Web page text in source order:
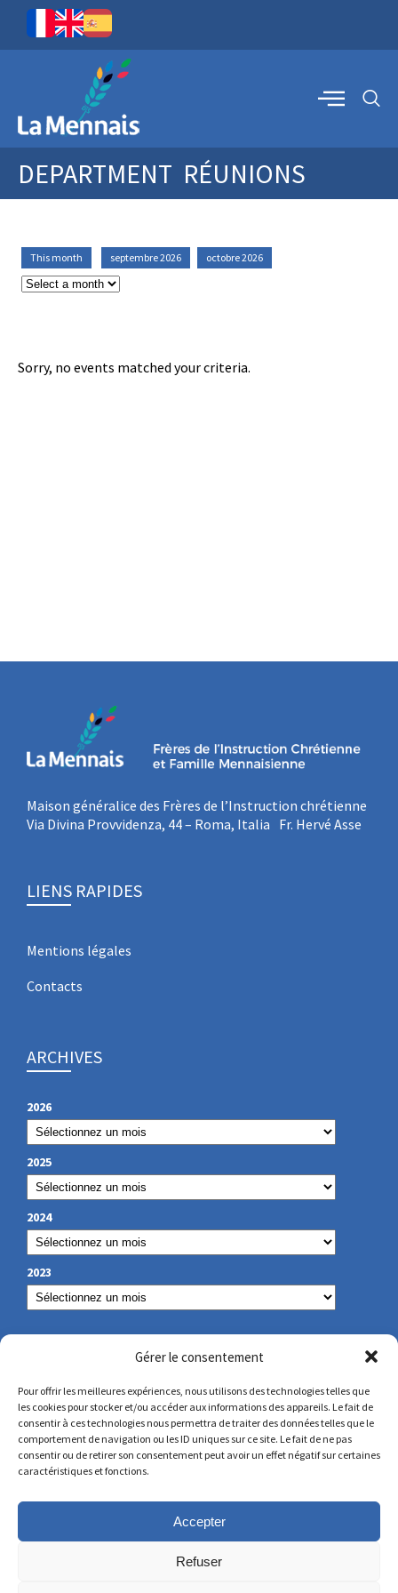
Gérer le consentement
Pour offrir les meilleures expériences, nous utilisons des technologies telles que
les cookies pour stocker et/ou accéder aux informations des appareils. Le fait de
consentir à ces technologies nous permettra de traiter des données telles que le
comportement de navigation ou les ID uniques sur ce site. Le fait de ne pas
consentir ou de retirer son consentement peut avoir un effet négatif sur certaines
caractéristiques et fonctions.
Accepter
Refuser
DEPARTMENT RÉUNIONS
This month septembre 2026 octobre 2026
Sorry, no events matched your criteria.
Maison généralice des Frères de l’Instruction chrétienne
Via Divina Provvidenza, 44 – Roma, Italia Fr. Hervé Asse
LIENS RAPIDES
Mentions légales
Contacts
ARCHIVES
2026
2025
2024
2023
NOS COORDONNÉES
secretariat@lamennais.org
protectionenfance@lamennais.org